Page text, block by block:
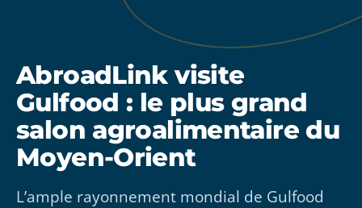
AbroadLink visite
Gulfood : le plus grand
salon agroalimentaire du
Moyen-Orient
L’ample rayonnement mondial de Gulfood